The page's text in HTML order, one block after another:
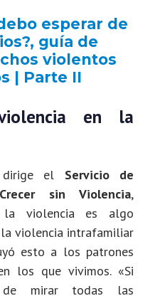
esperar de
guía de
violentos
| Parte II
en la
dirige el Servicio de
sin Violencia,
violencia es algo
la violencia intrafamiliar
esto a los patrones
los que vivimos. «Si
de mirar todas las